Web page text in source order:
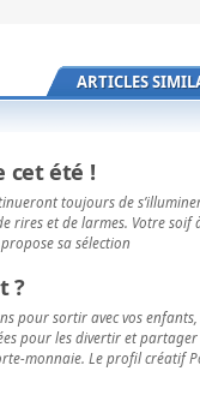
ARTICLES
cet été !
toujours de
rires et de larmes. Votre soif
sa sélection
?
pour sortir avec vos
pour les divertir et partager
monnaie. Le profil créatif